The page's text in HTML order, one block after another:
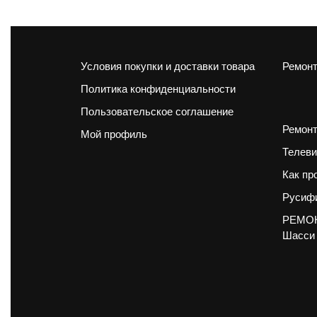
Условия покупки и доставки товара
Политика конфиденциальности
Пользовательское соглашение
Мой профиль
Как
Шасси